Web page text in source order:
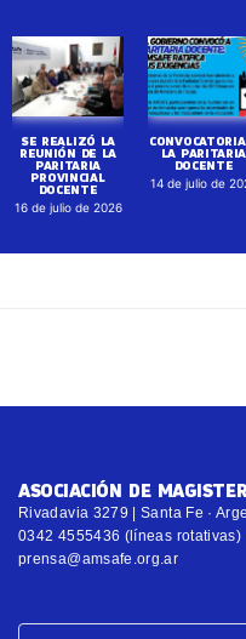
SE REALIZÓ LA
REUNIÓN DE LA
PARITARIA
PROVINCIAL
DOCENTE
16 de julio de 2026
LA PARITARIA
DOCENTE
14 de julio de
ASOCIACIÓN DE
Rivadavia 3279 | Santa Fe ·
0342 4555436 (líneas rotativas)
prensa@amsafe.org.ar